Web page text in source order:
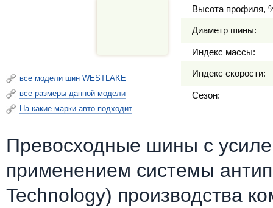
все модели шин WESTLAKE
все размеры данной модели
На какие марки авто подходит
Высота профиля,
Диаметр шины:
Индекс массы:
Индекс скорости:
Сезон:
Превосходные шины c
применением системы
Technology) производства